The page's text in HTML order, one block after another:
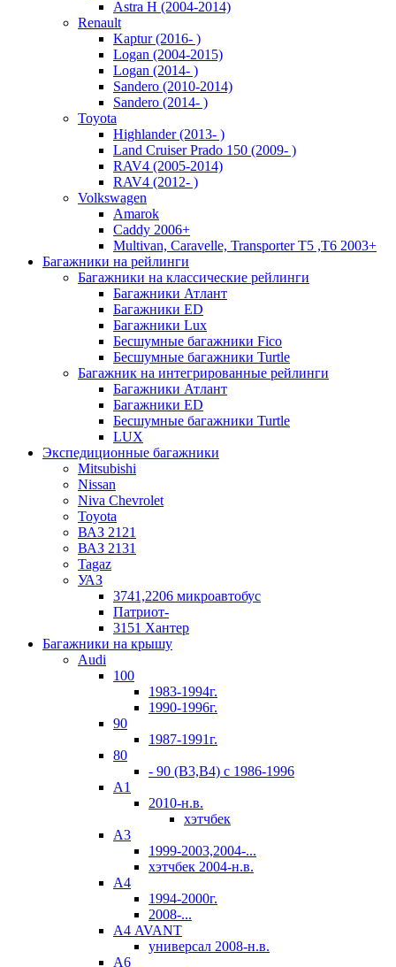
Astra H (2004-2014)
Renault
Kaptur (2016- )
Logan (2004-2015)
Logan (2014- )
Sandero (2010-2014)
Sandero (2014- )
Toyota
Highlander (2013- )
Land Cruiser Prado 150 (2009- )
RAV4 (2005-2014)
RAV4 (2012- )
Volkswagen
Amarok
Caddy 2006+
Multivan, Caravelle, Transporter T5 ,T6 2003+
Багажники на рейлинги
Багажники на классические рейлинги
Багажники Атлант
Багажники ЕD
Багажники Lux
Бесшумные багажники Fico
Бесшумные багажники Turtle
Багажник на интегрированные рейлинги
Багажники Атлант
Багажники ЕD
Бесшумные багажники Turtle
LUX
Экспедиционные багажники
Mitsubishi
Nissan
Niva Chevrolet
Toyota
ВАЗ 2121
ВАЗ 2131
Tagaz
УАЗ
3741,2206 микроавтобус
Патриот-
3151 Хантер
Багажники на крышу
Audi
100
1983-1994г.
1990-1996г.
90
1987-1991г.
80
- 90 (B3,B4) c 1986-1996
А1
2010-н.в.
хэтчбек
А3
1999-2003,2004-...
хэтчбек 2004-н.в.
А4
1994-2000г.
2008-...
А4 AVANT
универсал 2008-н.в.
А6